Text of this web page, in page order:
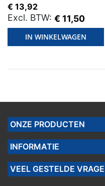
€ 13,92
€ 11,50
IN WINKELWAGEN
ONZE PRODUCTEN
INFORMATIE
VEEL GESTELDE